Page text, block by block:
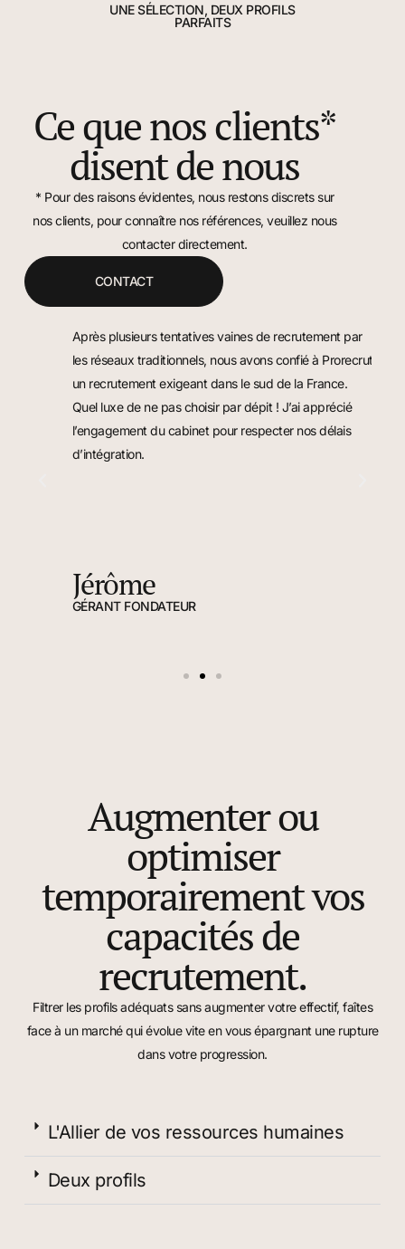
UNE SÉLECTION, DEUX PROFILS
PARFAITS
Ce que nos clients*
disent de nous
* Pour des raisons évidentes, nous restons discrets sur
nos clients, pour connaître nos références, veuillez nous
contacter directement.
CONTACT
Après plusieurs tentatives vaines de recrutement par
les réseaux traditionnels, nous avons confié à Prorecrut
un recrutement exigeant dans le sud de la France.
Quel luxe de ne pas choisir par dépit ! J’ai apprécié
l’engagement du cabinet pour respecter nos délais
d’intégration.
GÉRANT FONDATEUR
L'Allier de vos ressources humaines
Deux profils
Augmenter ou
optimiser
temporairement vos
capacités de
recrutement.
Filtrer les profils adéquats sans augmenter votre effectif, faîtes
face à un marché qui évolue vite en vous épargnant une rupture
dans votre progression.